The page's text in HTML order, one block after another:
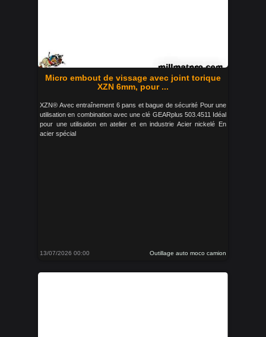
Micro embout de vissage avec joint torique
XZN 6mm, pour ...
XZN® Avec entraînement 6 pans et bague de sécurité Pour une
utilisation en combination avec une clé GEARplus 503.4511 Idéal
pour une utilisation en atelier et en industrie Acier nickelé En
acier spécial
13/07/2026 00:00 Outillage auto moco camion